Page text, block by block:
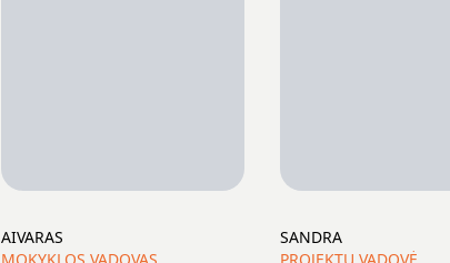
AIVARAS
MOKYKLOS VADOVAS
SANDRA
PROJEKTŲ VADOVĖ